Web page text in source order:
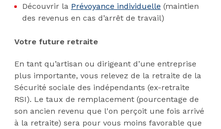
Découvrir la Prévoyance individuelle (maintien
des revenus en cas d’arrêt de travail)
Votre future retraite
En tant qu’artisan ou dirigeant d’une entreprise
plus importante, vous relevez de la retraite de la
Sécurité sociale des indépendants (ex-retraite
RSI). Le taux de remplacement (pourcentage de
son ancien revenu que l'on perçoit une fois arrivé
à la retraite) sera pour vous moins favorable que